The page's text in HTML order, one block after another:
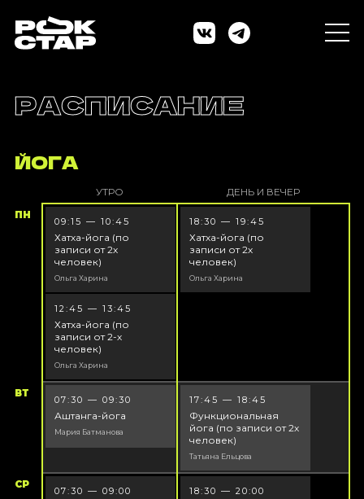
РАСПИСАНИЕ
ЙОГА
УТРО
ДЕНЬ И ВЕЧЕР
ПН
09:15 — 10:45
Хатха-йога (по
записи от 2х
человек)
Ольга Харина
12:45 — 13:45
Хатха-йога (по
записи от 2-х
человек)
Ольга Харина
18:30 — 19:45
Хатха-йога (по
записи от 2х
человек)
Ольга Харина
ВТ
07:30 — 09:30
Аштанга-йога
Мария Батманова
17:45 — 18:45
Функциональная
йога (по записи от 2х
человек)
Татьяна Ельцова
СР
07:30 — 09:00 18:30 — 20:00